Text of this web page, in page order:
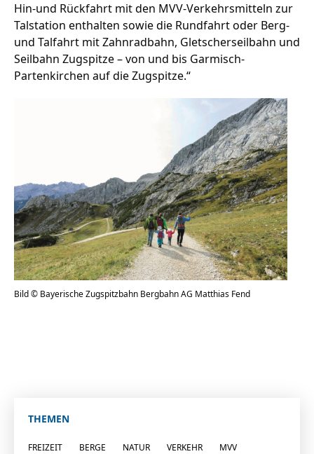
Zeit fürs Oberland
Hin-und Rückfahrt mit den MVV-Verkehrsmitteln zur
Talstation enthalten sowie die Rundfahrt oder Berg-
und Talfahrt mit Zahnradbahn, Gletscherseilbahn und
Seilbahn Zugspitze – von und bis Garmisch-
Partenkirchen auf die Zugspitze.“
Bild © Bayerische Zugspitzbahn Bergbahn AG Matthias Fend
THEMEN
FREIZEIT BERGE NATUR VERKEHR MVV